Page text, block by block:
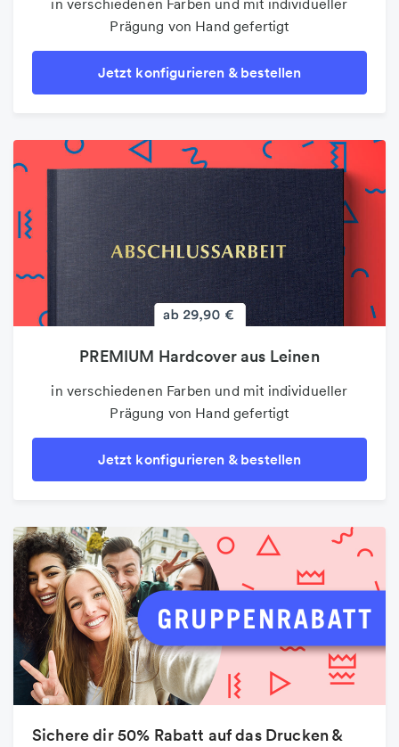
in verschiedenen Farben und mit individueller
Prägung von Hand gefertigt
Jetzt konfigurieren & bestellen
PREMIUM Hardcover aus Leinen
in verschiedenen Farben und mit individueller
Prägung von Hand gefertigt
Jetzt konfigurieren & bestellen
Sichere dir 50% Rabatt auf das Drucken &
Der beliebte 4-Seiter als Infoblatt oder
Wurfsendung
Jetzt konfigurieren & bestellen
Poster
auf 100g Premium-Markenpapier und bis DIN A3
Jetzt konfigurieren & bestellen